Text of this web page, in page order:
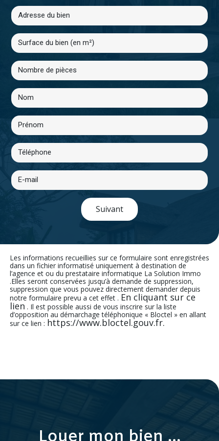
Suivant
Les informations recueillies sur ce formulaire sont enregistrées
dans un fichier informatisé uniquement à destination de
l’agence et ou du prestataire informatique La Solution Immo
.Elles seront conservées jusqu’à demande de suppression,
suppression que vous pouvez directement demander depuis
notre formulaire prevu a cet effet . En cliquant sur ce
lien . Il est possible aussi de vous inscrire sur la liste
d’opposition au démarchage téléphonique « Bloctel » en allant
sur ce lien : https://www.bloctel.gouv.fr.